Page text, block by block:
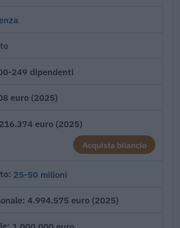
249 dipendenti
euro (2025)
euro (2025)
Acquista bilancio
25-50 milioni
4.994.575 euro (2025)